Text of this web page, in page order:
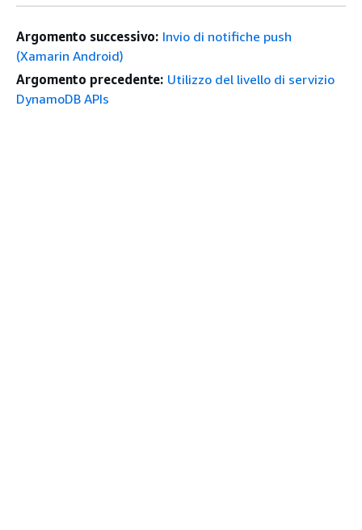
Argomento successivo: Invio di notifiche push
(Xamarin Android)
Argomento precedente: Utilizzo del livello di servizio
DynamoDB APIs